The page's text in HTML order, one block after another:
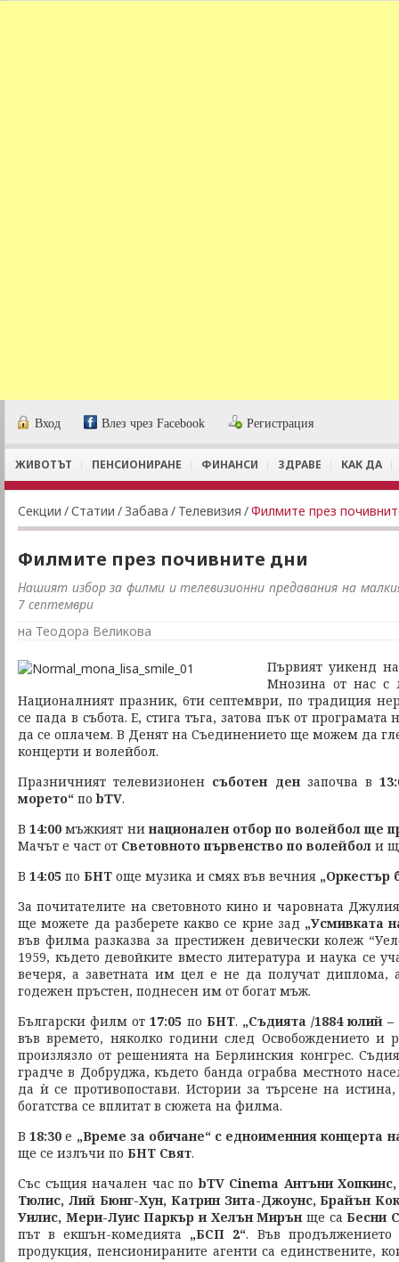
Вход Влез чрез Facebook Регистрация
ЖИВОТЪТ ПЕНСИОНИРАНЕ ФИНАНСИ ЗДРАВЕ КАК ДА
Секции /Статии / Забава / Телевизия /Филмите през
Филмите през почивните дни
Нашият избор за филми и телевизионни предавания на
7 септември
на Теодора Великова
Първият уикенд
Мнозина от нас с
Националният празник, 6ти септември, по традиция
се пада в събота. Е, стига тъга, затова пък от
да се оплачем. В Денят на Съединението ще можем да
концерти и волейбол.
Празничният телевизионен съботен ден започва в
морето“ поbTV.
В14:00 мъжкият нинационален отбор по волейбол ще
Мачът е част от Световното първенство по волейбол и
В 14:05 по БНТ още музика и смях във вечния „Оркестър
За почитателите на световното кино и чаровната
ще можете да разберете какво се крие зад „Усмивката
във филма разказва за престижен девически колеж
1959, където девойките вместо литература и наука се
вечеря, а заветната им цел е не да получат диплома,
годежен пръстен, поднесен им от богат мъж.
Български филм от17:05 по БНТ. „Съдията /1884 юлий –
във времето, няколко години след Освобождението и
произлязло от решенията на Берлинския конгрес.
градче в Добруджа, където банда ограбва местното
да ѝ се противопостави. Истории за търсене на
богатства се вплитат в сюжета на филма.
В18:30 е „Време за обичане“ с едноименния концерта
ще се излъчи по БНТ Свят.
Със същия начален час поbTV Cinema Антъни
Тюлис, Лий Бюнг-Хун, Катрин Зита-Джоунс, Брайън
Уилис, Мери-Луис Паркър и Хелън Мирънще саБесни
път в екшън-комедията „БСП 2“. Във продължението
продукция, пенсионираните агенти са единствените,